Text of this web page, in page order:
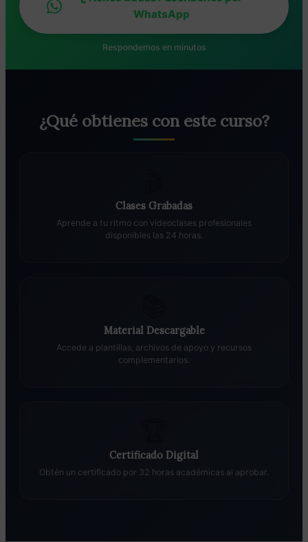
WhatsApp
Respondemos en minutos
¿Qué obtienes con este curso?
Clases Grabadas
Aprende a tu ritmo con videoclases profesionales
disponibles las 24 horas.
Material Descargable
Accede a plantillas, archivos de apoyo y recursos
complementarios.
Certificado Digital
Obtén un certificado por 32 horas académicas al aprobar.